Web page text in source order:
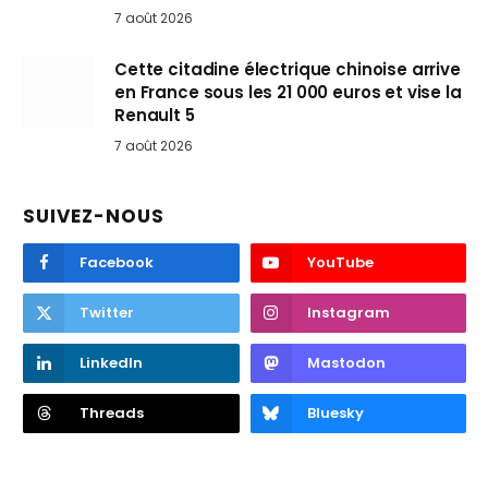
7 août 2026
Cette citadine électrique chinoise arrive
en France sous les 21 000 euros et vise la
Renault 5
7 août 2026
SUIVEZ-NOUS
Facebook YouTube
Twitter Instagram
LinkedIn Mastodon
Threads Bluesky